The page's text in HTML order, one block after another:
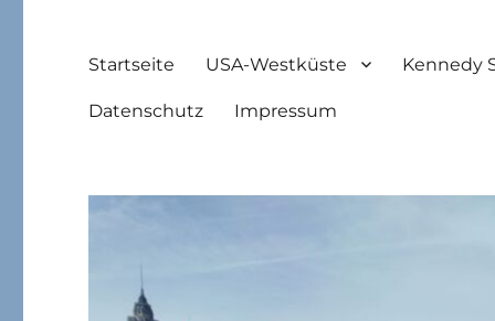
Startseite USA-Westküste Kennedy
Datenschutz Impressum